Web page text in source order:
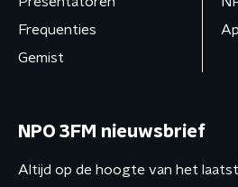
Frequenties
Gemist
NPO 3FM nieuwsbrief
Altijd op de hoogte van het